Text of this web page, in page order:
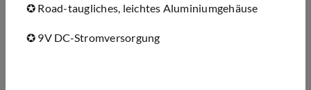
✪ Road-taugliches, leichtes Aluminiumgehäuse
✪ 9V DC-Stromversorgung